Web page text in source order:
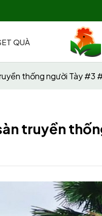
QUÀ
thống người Tày #3
truyền